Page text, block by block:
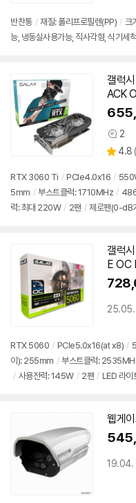
반찬통 / 재질: 폴리프로필렌(PP) / 크
능, 냉동실사용가능, 직사각형, 식기세
갤럭
ACK
상
품
견
2
별
점
4.8 (
RTX 3060 Ti / PCIe4.0x16 /
5mm / 부스트클럭: 1710MHz /
력: 최대 220W / 2팬 / 제로팬(0-dB
갤럭
E OC
25.05.
RTX 5060 / PCIe5.0x16(at x8) /
이): 255mm / 부스트클럭:
/ 사용전력: 145W / 2팬 / LED 라이
웹게
19.04.